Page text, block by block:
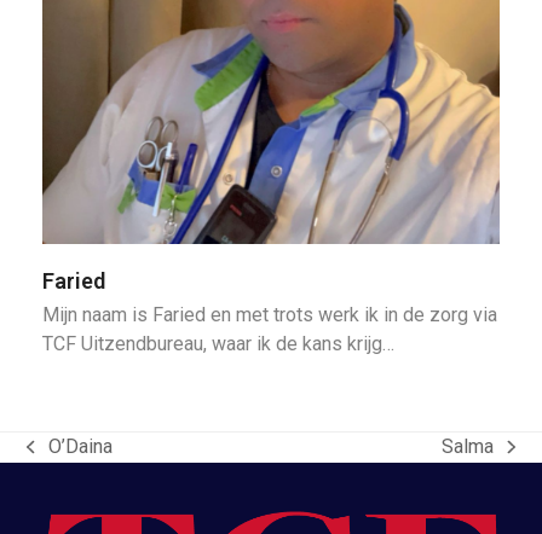
Faried
Mijn naam is Faried en met trots werk ik in de zorg via
TCF Uitzendbureau, waar ik de kans krijg…
previous
O’Daina
next
Salma